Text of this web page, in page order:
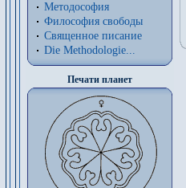
Методософия
Философия cвободы
Священное писание
Die Methodologie...
Печати планет